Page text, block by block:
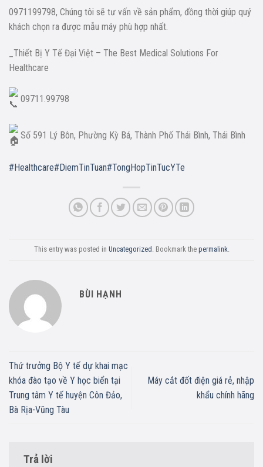
0971199798, Chúng tôi sẽ tư vấn về sản phẩm, đồng thời giúp quý
khách chọn ra được mẫu máy phù hợp nhất.
_Thiết Bị Y Tế Đại Việt – The Best Medical Solutions For
Healthcare
09711.99798
Số 591 Lý Bôn, Phường Kỳ Bá, Thành Phố Thái Bình, Thái Bình
#Healthcare#DiemTinTuan#TongHopTinTucYTe
This entry was posted in Uncategorized . Bookmark the permalink.
BÙI HẠNH
Thứ trưởng Bộ Y tế dự khai mạc
khóa đào tạo về Y học biển tại
Trung tâm Y tế huyện Côn Đảo,
Bà Rịa-Vũng Tàu
Máy cắt đốt điện giá rẻ, nhập
khẩu chính hãng
Trả lời